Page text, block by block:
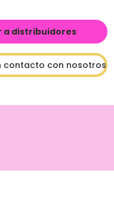
a distribuidores
contacto con nosotros